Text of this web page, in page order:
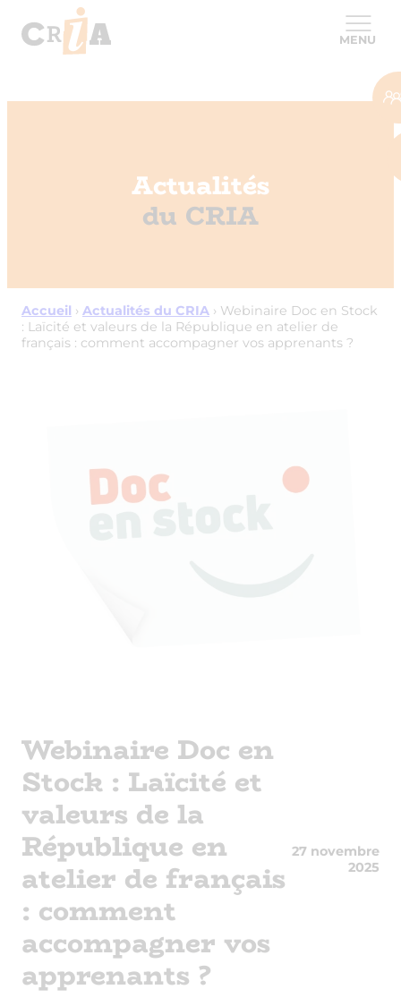
MENU
Actualités
du CRIA
Accueil › Actualités du CRIA › Webinaire Doc en Stock
: Laïcité et valeurs de la République en atelier de
français : comment accompagner vos apprenants ?
Webinaire Doc en
Stock : Laïcité et
valeurs de la
République en
atelier de français
: comment
accompagner vos
apprenants ?
27 novembre
2025